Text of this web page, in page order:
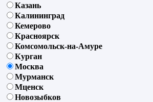
Казань
Калининград
Кемерово
Красноярск
Комсомольск-на-Амуре
Курган
Москва
Мурманск
Мценск
Новозыбков